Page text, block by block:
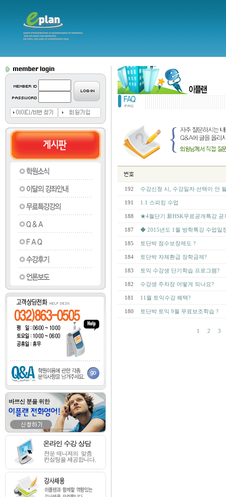
192 수강신청 시, 수강일자 선택이 안
191 1:1 스피킹 수업
188 ★4월단기 新HSK무료공개특강
187 ◆ 2015년도 1월 방학특강 수업일
185 토단박 점수보장제도 ?
184 토단박 자체환급 장학금제?
183 토익 수강생 단기학습 프로그램?
182 수강생 주차장 어떻게 되나요?
181 11월 토익수강 혜택?
180 토단박 토익 9월 무료보조학습 ?
1 2 3